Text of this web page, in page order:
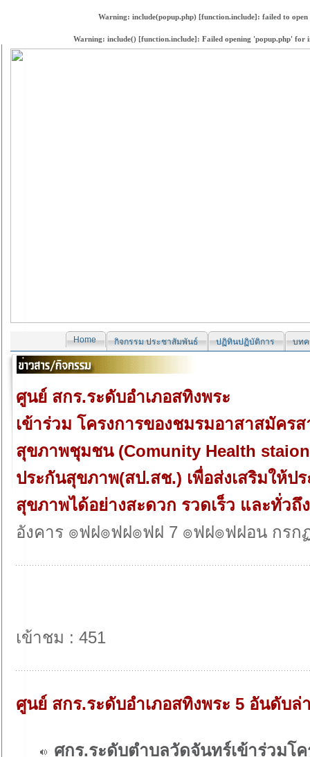
Warning: include(popup.php) [function.include]: failed to
Warning: include() [function.include]: Failed opening 'popup.php' for
Home กิจกรรม ประชาสัมพันธ์ ปฏิทินปฏิบัติการ บทค
ศูนย์ สกร.ระดับอำเภอสทิงพระ
เข้าร่วม โครงการของชมรมอาสาสมัค
สุขภาพชุมชน (Comunity Health
ประกันสุขภาพ(สป.สช.) เพื่อส่งเสริมให้
สุขภาพได้อย่างสะดวก รวดเร็ว และทั่วถึง
อังคาร ๏ฟฝ๏ฟฝ๏ฟฝ 7 ๏ฟฝ๏ฟฝอน กรก
เข้าชม : 451
ศูนย์ สกร.ระดับอำเภอสทิงพระ 5 อันดับล่
ศกร.ระดับตำบลวัดจันทร์เข้าร่วมโ